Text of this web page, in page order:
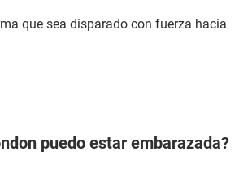
que sea disparado con fuerza hacia
puedo estar embarazada?